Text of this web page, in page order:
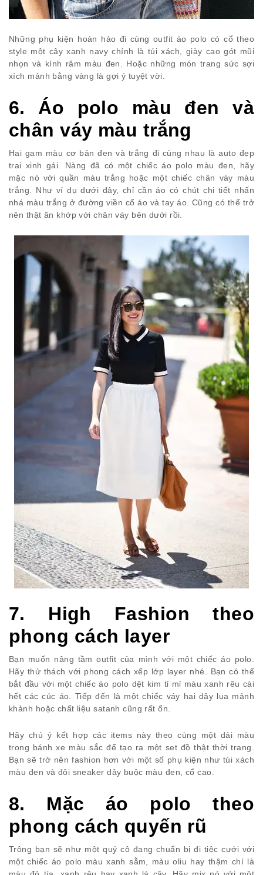
Những phụ kiện hoàn hảo đi cùng outfit áo polo có cổ theo
style một cây xanh navy chính là túi xách, giày cao gót mũi
nhọn và kính râm màu đen. Hoặc những món trang sức sợi
xích mảnh bằng vàng là gợi ý tuyệt vời.
6. Áo polo màu đen và
chân váy màu trắng
Hai gam màu cơ bản đen và trắng đi cùng nhau là auto đẹp
trai xinh gái. Nàng đã có một chiếc áo polo màu đen, hãy
mặc nó với quần màu trắng hoặc một chiếc chân váy màu
trắng. Như ví dụ dưới đây, chỉ cần áo có chút chi tiết nhấn
nhá màu trắng ở đường viền cổ áo và tay áo. Cũng có thể trở
nên thật ăn khớp với chân váy bên dưới rồi.
7. High Fashion theo
phong cách layer
Bạn muốn nâng tầm outfit của mình với một chiếc áo polo.
Hãy thử thách với phong cách xếp lớp layer nhé. Bạn có thể
bắt đầu với một chiếc áo polo dệt kim tỉ mỉ màu xanh rêu cài
hết các cúc áo. Tiếp đến là một chiếc váy hai dây lụa mảnh
khảnh hoặc chất liệu satanh cũng rất ổn.
Hãy chú ý kết hợp các items này theo cùng một dải màu
trong bánh xe màu sắc để tạo ra một set đồ thật thời trang.
Bạn sẽ trở nên fashion hơn với một số phụ kiện như túi xách
màu đen và đôi sneaker dây buộc màu đen, cổ cao.
8. Mặc áo polo theo
phong cách quyến rũ
Trông bạn sẽ như một quý cô đang chuẩn bị đi tiệc cưới với
một chiếc áo polo màu xanh sẫm, màu oliu hay thậm chí là